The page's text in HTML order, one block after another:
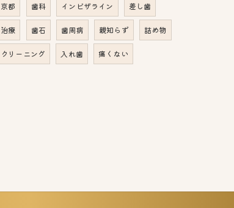
京都 歯科 インビザライン 差し歯
治療 歯石 歯周病 親知らず 詰め物
クリーニング 入れ歯 痛くない